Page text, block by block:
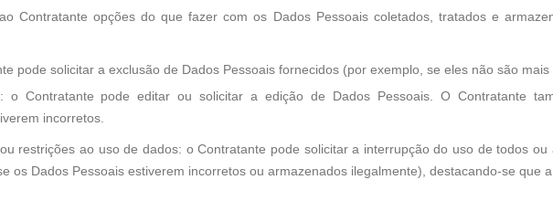
Contratante opções do que fazer com os Dados Pessoais coletados, tratados e
pode solicitar a exclusão de Dados Pessoais fornecidos (por exemplo, se eles não são
o Contratante pode editar ou solicitar a edição de Dados Pessoais. O Contratante
incorretos.
restrições ao uso de dados: o Contratante pode solicitar a interrupção do uso de todos
os Dados Pessoais estiverem incorretos ou armazenados ilegalmente), destacando-se que